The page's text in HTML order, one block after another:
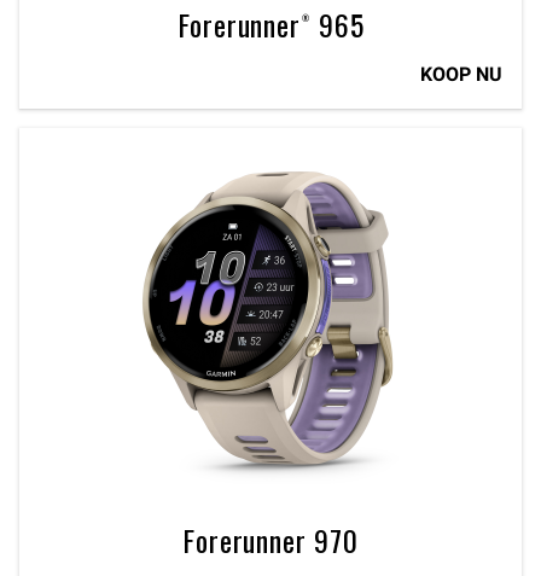
Forerunner® 965
KOOP NU
Forerunner 970